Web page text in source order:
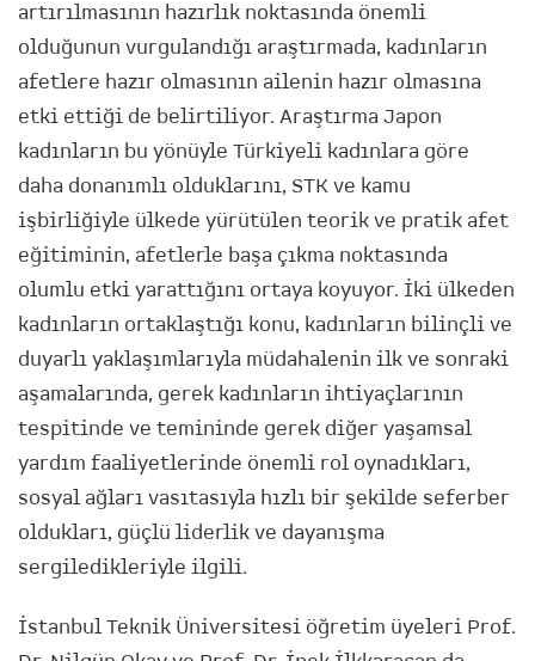
artırılmasının hazırlık noktasında önemli
olduğunun vurgulandığı araştırmada, kadınların
afetlere hazır olmasının ailenin hazır olmasına
etki ettiği de belirtiliyor. Araştırma Japon
kadınların bu yönüyle Türkiyeli kadınlara göre
daha donanımlı olduklarını, STK ve kamu
işbirliğiyle ülkede yürütülen teorik ve pratik afet
eğitiminin, afetlerle başa çıkma noktasında
olumlu etki yarattığını ortaya koyuyor. İki ülkeden
kadınların ortaklaştığı konu, kadınların bilinçli ve
duyarlı yaklaşımlarıyla müdahalenin ilk ve sonraki
aşamalarında, gerek kadınların ihtiyaçlarının
tespitinde ve temininde gerek diğer yaşamsal
yardım faaliyetlerinde önemli rol oynadıkları,
sosyal ağları vasıtasıyla hızlı bir şekilde seferber
oldukları, güçlü liderlik ve dayanışma
sergiledikleriyle ilgili.
İstanbul Teknik Üniversitesi öğretim üyeleri Prof.